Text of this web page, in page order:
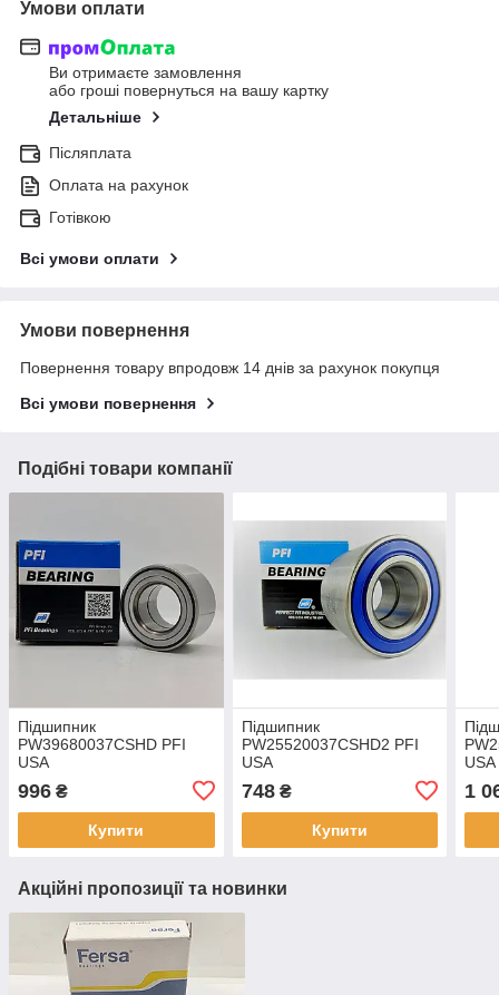
Умови оплати
Ви отримаєте замовлення
або гроші повернуться на вашу картку
Детальніше
Післяплата
Оплата на рахунок
Готівкою
Всі умови оплати
Умови повернення
Повернення товару впродовж 14 днів за рахунок покупця
Всі умови повернення
Подібні товари компанії
Підшипник
PW39680037CSHD PFI
USA
996 ₴
Купити
Підшипник
PW25520037CSHD2 PFI
USA
748₴
Купити
USA
1
Акційні пропозиції та новинки